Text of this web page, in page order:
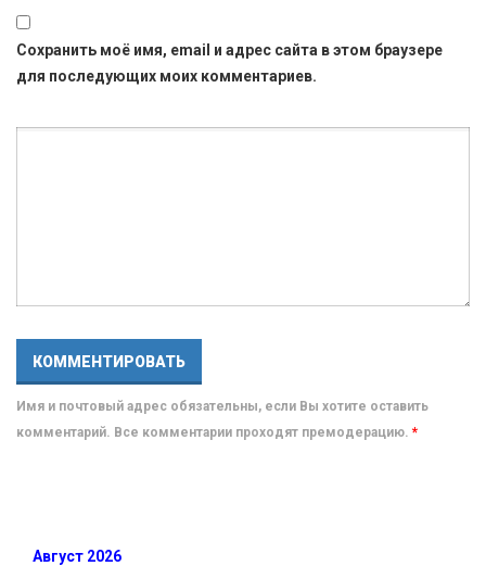
Сохранить моё имя, email и адрес сайта в этом браузере
для последующих моих комментариев.
Имя и почтовый адрес обязательны, если Вы хотите оставить
комментарий. Все комментарии проходят премодерацию. *
Август 2026